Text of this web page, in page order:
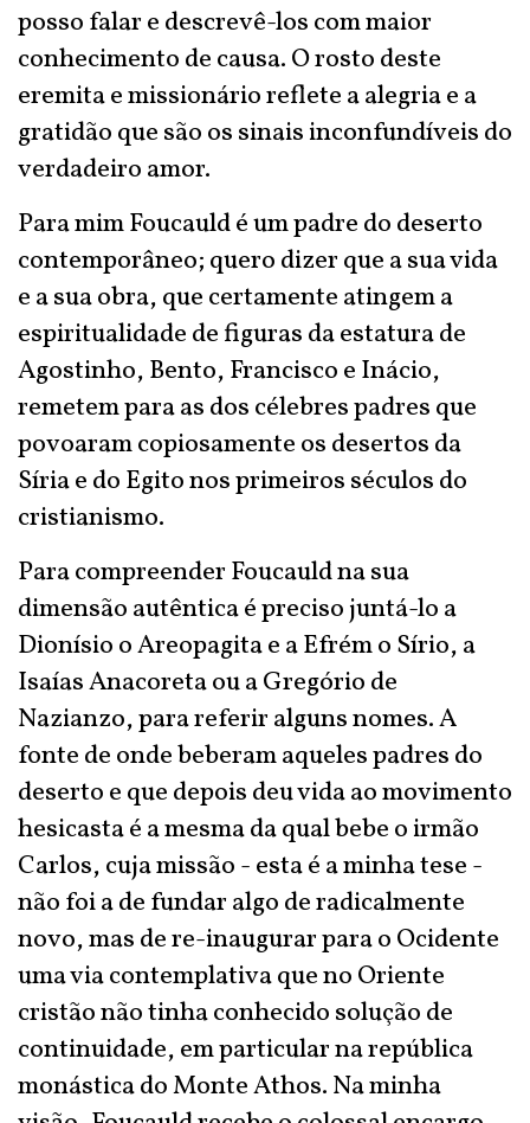
posso falar e descrevê-los com maior
conhecimento de causa. O rosto deste
eremita e missionário reflete a alegria e a
gratidão que são os sinais inconfundíveis do
verdadeiro amor.
Para mim Foucauld é um padre do deserto
contemporâneo; quero dizer que a sua vida
e a sua obra, que certamente atingem a
espiritualidade de figuras da estatura de
Agostinho, Bento, Francisco e Inácio,
remetem para as dos célebres padres que
povoaram copiosamente os desertos da
Síria e do Egito nos primeiros séculos do
cristianismo.
Para compreender Foucauld na sua
dimensão autêntica é preciso juntá-lo a
Dionísio o Areopagita e a Efrém o Sírio, a
Isaías Anacoreta ou a Gregório de
Nazianzo, para referir alguns nomes. A
fonte de onde beberam aqueles padres do
deserto e que depois deu vida ao movimento
hesicasta é a mesma da qual bebe o irmão
Carlos, cuja missão - esta é a minha tese -
não foi a de fundar algo de radicalmente
novo, mas de re-inaugurar para o Ocidente
uma via contemplativa que no Oriente
cristão não tinha conhecido solução de
continuidade, em particular na república
monástica do Monte Athos. Na minha